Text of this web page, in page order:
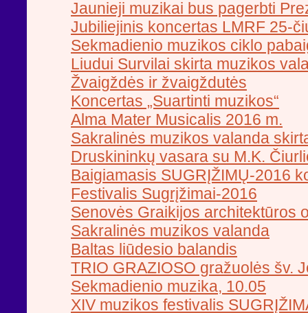
Jaunieji muzikai bus pagerbti
Jubiliejinis koncertas LMRF 25-
Sekmadienio muzikos ciklo
Liudui Survilai skirta muzikos
Žvaigždės ir žvaigždutės
Koncertas „Suartinti muzikos“
Alma Mater Musicalis 2016 m.
Sakralinės muzikos valanda
Druskininkų vasara su M.K.
Baigiamasis SUGRĮŽIMŲ-2016
Festivalis Sugrįžimai-2016
Senovės Graikijos architektūros
Sakralinės muzikos valanda
Baltas liūdesio balandis
TRIO GRAZIOSO gražuolės šv.
Sekmadienio muzika, 10.05
XIV muzikos festivalis